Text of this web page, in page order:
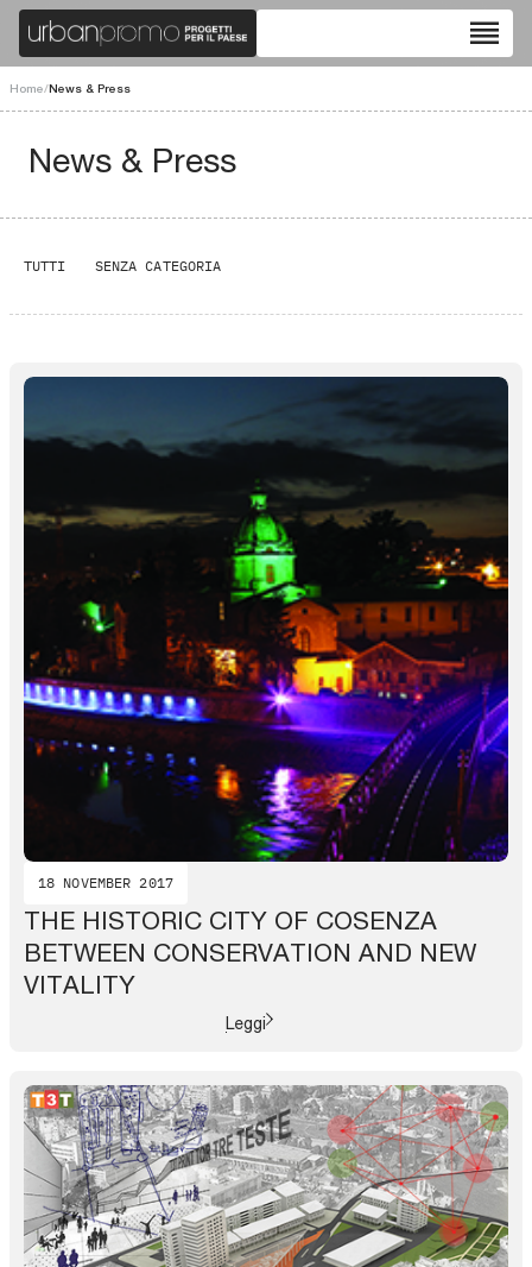
reorder
Home/News & Press
News & Press
TUTTI SENZA CATEGORIA
18 NOVEMBER 2017
THE HISTORIC CITY OF COSENZA
BETWEEN CONSERVATION AND NEW
VITALITY
Leggi